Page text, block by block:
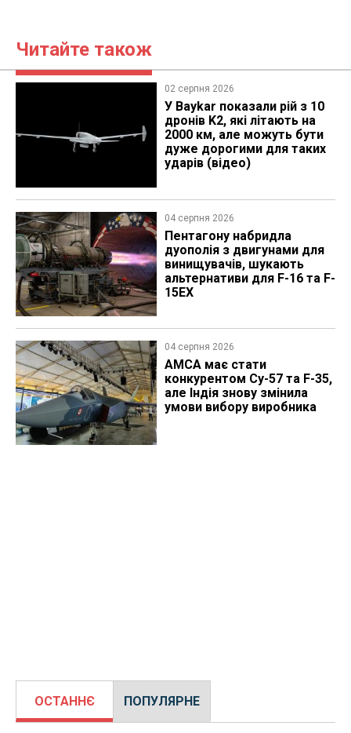
Читайте також
02 серпня 2026
У Baykar показали рій з 10
дронів K2, які літають на
2000 км, але можуть бути
дуже дорогими для таких
ударів (відео)
04 серпня 2026
Пентагону набридла
дуополія з двигунами для
винищувачів, шукають
альтернативи для F-16 та F-
15EX
04 серпня 2026
AMCA має стати
конкурентом Су-57 та F-35,
але Індія знову змінила
умови вибору виробника
ОСТАННЄ ПОПУЛЯРНЕ